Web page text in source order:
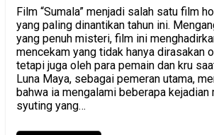
Film “Sumala” menjadi salah satu film
yang paling dinantikan tahun ini.
yang penuh misteri, film ini
mencekam yang tidak hanya dirasakan
tetapi juga oleh para pemain dan kru
Luna Maya, sebagai pemeran utama,
bahwa ia mengalami beberapa
syuting yang…